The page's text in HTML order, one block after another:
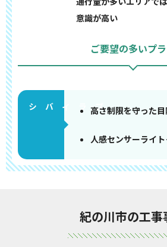
意識が高い
ご要望の多いプ
高さ制限を守った
人感センサーライ
紀の川市の工事